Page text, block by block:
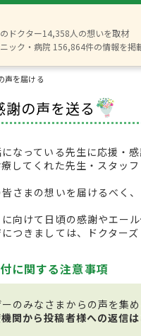
ドクター14,358人の想いを取材
ック・病院 156,864件の情報を掲
声を届ける
謝の声を送る
になっている先生に応援・
療してくれた先生・スタッ
さまの想いを届けるべく
向けて日頃の感謝やエー
つきましては、ドクター
に関する注意事項
のみなさまからの声を集
関から投稿者様への返信